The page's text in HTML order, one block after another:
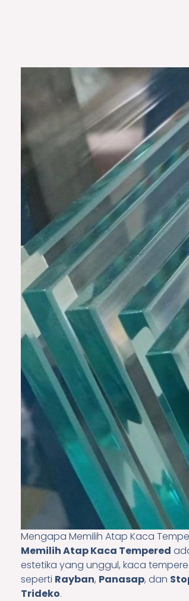
Mengapa Memilih Atap Kaca
Memilih Atap Kaca Tempered
estetika yang unggul, kaca
seperti Rayban, Panasap, dan
Trideko.